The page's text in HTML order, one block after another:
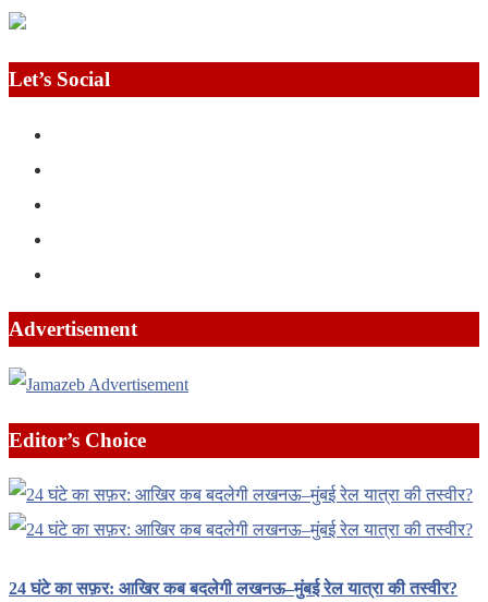
Let’s Social
Advertisement
Editor’s Choice
24 घंटे का सफ़र: आखिर कब बदलेगी लखनऊ–मुंबई रेल यात्रा की तस्वीर?